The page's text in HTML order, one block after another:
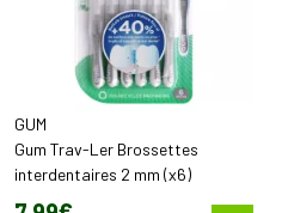
GUM
Gum Trav-Ler Brossettes
interdentaires 2 mm (x6)